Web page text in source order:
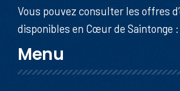
Vous pouvez consulter les offres
disponibles en Cœur de Saintonge :
Menu